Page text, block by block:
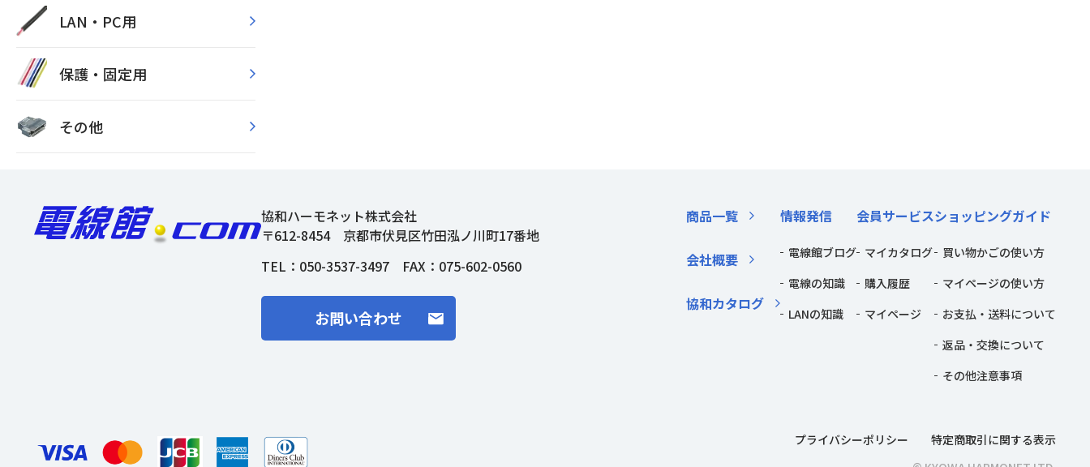
LAN・PC用
保護・固定用
その他
協和ハーモネット株式会社
〒612-8454 京都市伏見区竹田泓ノ川町17番地
TEL： 050-3537-3497 FAX：075-602-0560
お問い合わせ
商品一覧
会社概要
協和カタログ
情報発信
電線館ブログ
電線の知識
LANの知識
会員サービス
マイカタログ
購入履歴
マイページ
ショッピングガイド
買い物かごの使い方
マイページの使い方
お支払・送料について
返品・交換について
その他注意事項
プライバシーポリシー
特定商取引に関する表示